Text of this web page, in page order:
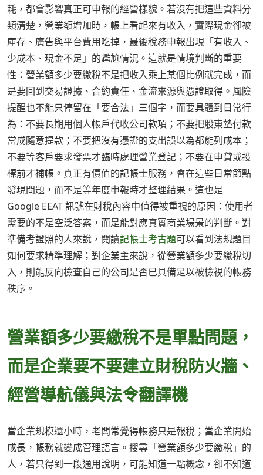
耗，都會影響真正可申報的經營樣貌。若沒有把這些資料分
類清楚，營業額增加時，帳上看起來有收入，實際現金卻被
庫存、廣告與平台費用吃掉，最後稅務申報出現「有收入、
少成本、現金不足」的尷尬情況。這就是情境判斷的重要
性：營業額多少要繳稅不是把收入乘上某個比例就完成，而
是要回到交易證據、合約責任、金流來源與憑證取得。風險
提醒也不能只停留在「要合法」三個字，而要具體到日常行
為：不要長期用個人帳戶代收公司款項；不要把股東墊付款
當成隨意提款；不要把沒有憑證的支出誤以為都能列成本；
不要等客戶要求發票才臨時處理營業登記；不要在申貸或投
標前才補帳。真正有價值的記帳士服務，會在這些日常節點
發現問題，而不是等年度申報時才整理結果。這也是
Google EEAT 訊號在財稅內容中值得被重視的原因：使用者
需要的不是空泛答案，而是能對應真實商業場景的判斷。對
準備考證照的人來說，閱讀記帳士考古題可以看到法規題目
如何要求精準理解；對企業主來說，從營業額多少要繳稅切
入，則能反向檢查自己的公司是否已具備足以被檢視的帳務
秩序。
營業額多少要繳稅不是單點問題，
而是企業要不要建立財稅防火牆、
經營導航儀與法令翻譯機
當企業規模還小時，老闆常覺得帳務只是報稅；當企業開始
成長，帳務就變成管理語言。搜尋「營業額多少要繳稅」的
人，若只得到一段通用說明，可能知道一點概念，卻不知道